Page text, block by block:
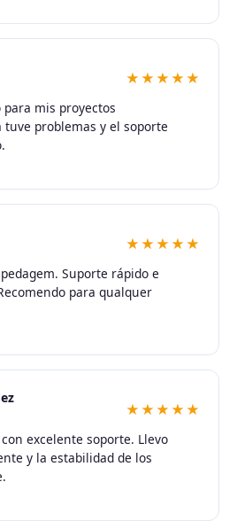
★★★★★
para mis proyectos
problemas y el soporte
★★★★★
Suporte rápido e
para qualquer
★★★★★
excelente soporte. Llevo
y la estabilidad de los